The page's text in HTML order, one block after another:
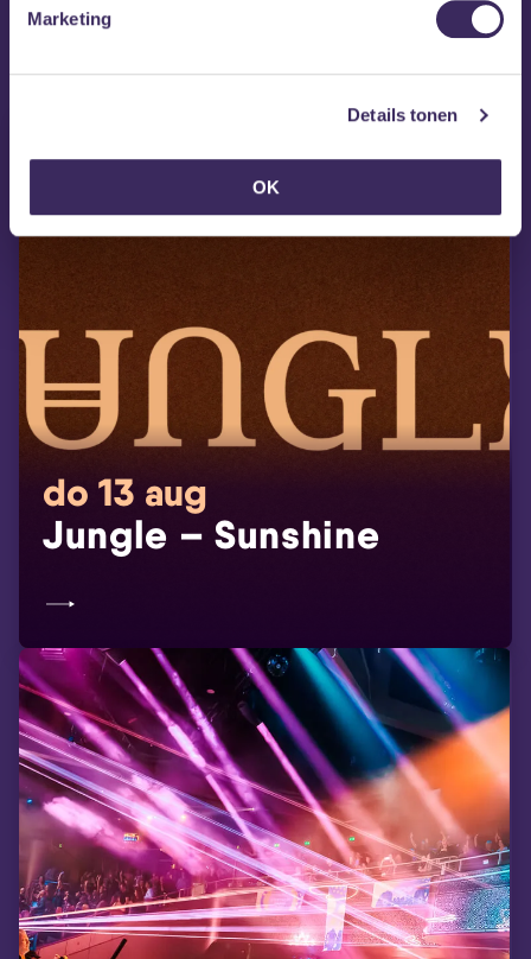
Marketing
Details tonen
OK
MEZZ tipt
do 13 aug
Jungle – Sunshine